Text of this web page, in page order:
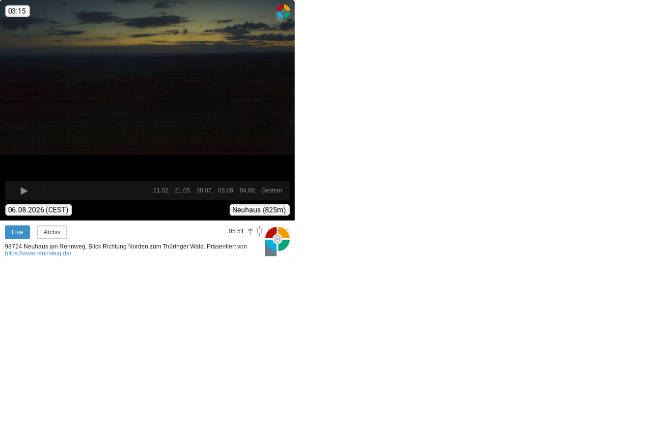
Gestern
04.08.
03.08.
30.07.
21.05.
21.02.
Live Archiv 05:51 20:51
98724 Neuhaus am Rennweg, Blick Richtung Norden zum Thüringer Wald. Präsentiert von
https://www.rennsteig.de/.